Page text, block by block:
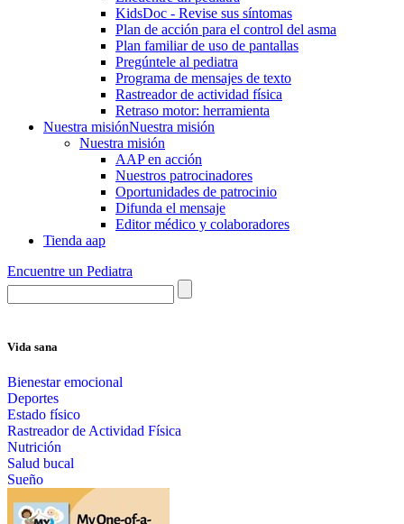
KidsDoc - Revise sus síntomas
Plan de acción para el control del asma
Plan familiar de uso de pantallas
Pregúntele al pediatra
Programa de mensajes de texto
Rastre​​ador de activida​d física
Retraso motor: herramienta
Nuestra misiónNuestra misión
Nuestra misión
AAP en acción
Nuestros patrocinadores
Oportunidades de patrocinio
Difunda el mensaje
Editor médico y colaboradores
Tienda aap
Encuentre un Pediatra
Vida sana
Bienestar emocional
Deportes
Estado físico
Rastreador de Actividad Física
Nutrición
Salud bucal
Sueño